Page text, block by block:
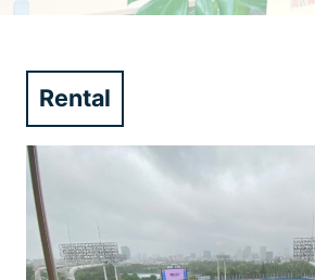
Rental